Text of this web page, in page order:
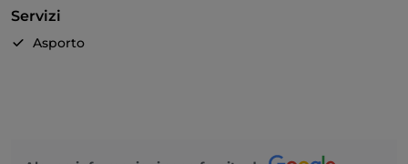
Servizi
Asporto